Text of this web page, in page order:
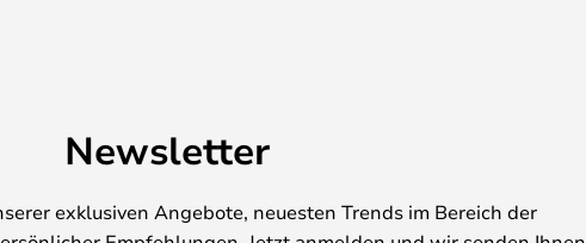
Newsletter
exklusiven Angebote, neuesten Trends im Bereich der